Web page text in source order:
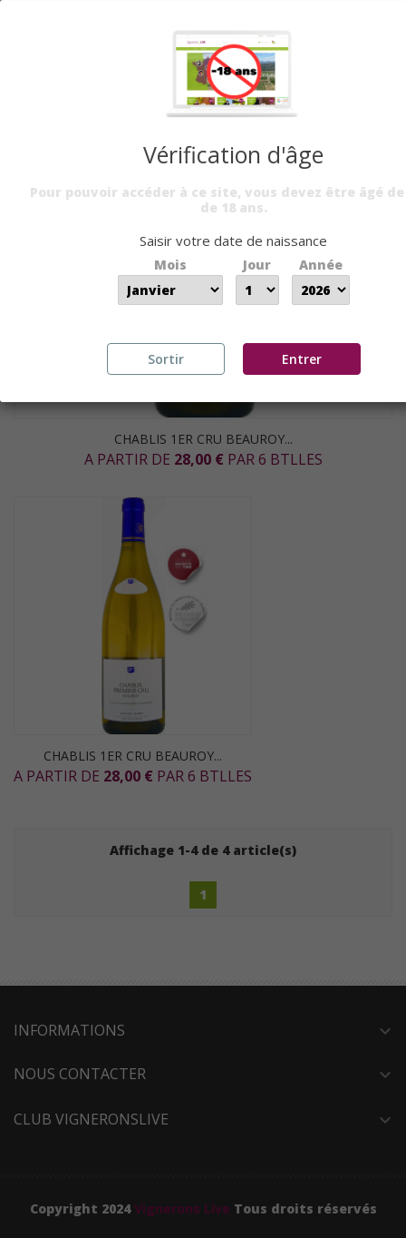
CHABLIS 1ER CRU BEAUROY...
A PARTIR DE 28,00 € PAR 6 BTLLES
CHABLIS 1ER CRU BEAUROY...
A PARTIR DE 28,00 € PAR 6 BTLLES
Affichage 1-4 de 4 article(s)
1
INFORMATIONS expand_more
NOUS CONTACTER expand_more
CLUB VIGNERONSLIVE expand_more
Vérification d'âge
Pour pouvoir accéder à ce site, vous devez être âgé
de 18 ans.
Saisir votre date de naissance
Mois Jour Année
Sortir Entrer
Copyright 2024Vignerons Live Tous droits réservés